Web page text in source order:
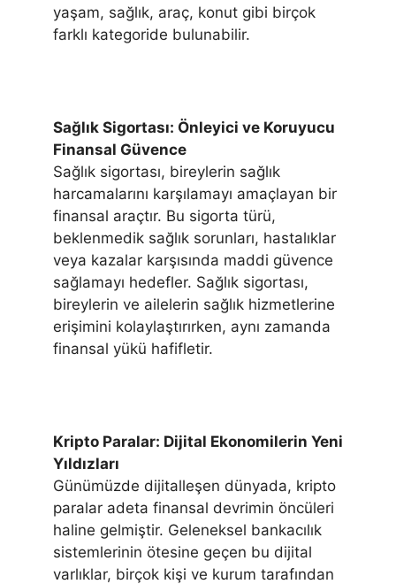
yaşam, sağlık, araç, konut gibi birçok
farklı kategoride bulunabilir.
Sağlık Sigortası: Önleyici ve Koruyucu
Finansal Güvence
Sağlık sigortası, bireylerin sağlık
harcamalarını karşılamayı amaçlayan bir
finansal araçtır. Bu sigorta türü,
beklenmedik sağlık sorunları, hastalıklar
veya kazalar karşısında maddi güvence
sağlamayı hedefler. Sağlık sigortası,
bireylerin ve ailelerin sağlık hizmetlerine
erişimini kolaylaştırırken, aynı zamanda
finansal yükü hafifletir.
Kripto Paralar: Dijital Ekonomilerin Yeni
Yıldızları
Günümüzde dijitalleşen dünyada, kripto
paralar adeta finansal devrimin öncüleri
haline gelmiştir. Geleneksel bankacılık
sistemlerinin ötesine geçen bu dijital
varlıklar, birçok kişi ve kurum tarafından